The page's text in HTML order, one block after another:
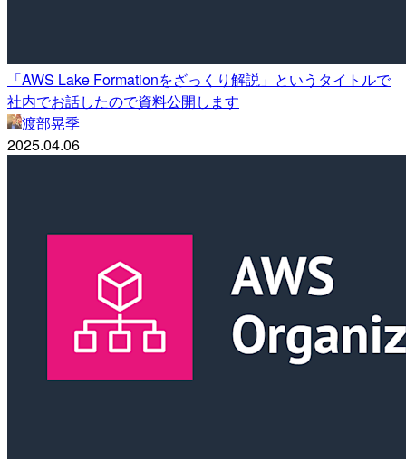
「AWS Lake Formationをざっくり解説」というタイトルで
社内でお話したので資料公開します
渡部晃季
2025.04.06